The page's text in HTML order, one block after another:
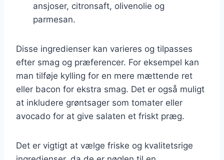
ansjoser, citronsaft, olivenolie og
parmesan.
Disse ingredienser kan varieres og tilpasses
efter smag og præferencer. For eksempel kan
man tilføje kylling for en mere mættende ret
eller bacon for ekstra smag. Det er også muligt
at inkludere grøntsager som tomater eller
avocado for at give salaten et friskt præg.
Det er vigtigt at vælge friske og kvalitetsrige